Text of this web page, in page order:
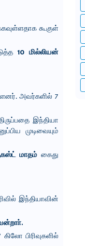
கூகுள்
10 மில்லியன்
அவர்களில் 7
இந்தியா
முடிவையும்
மாதம் கைது
இந்தியாவின்
பிரிவுகளில்